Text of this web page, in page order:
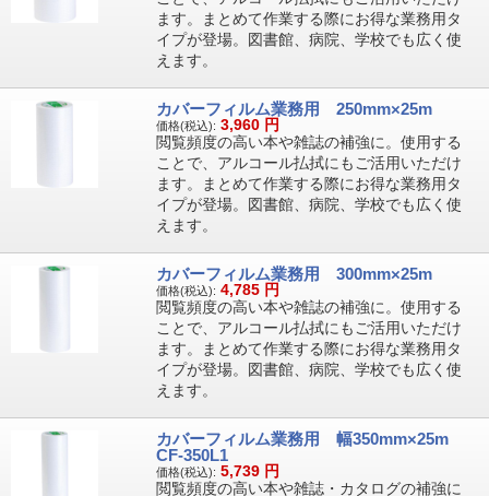
ます。まとめて作業する際にお得な業務用タ
イプが登場。図書館、病院、学校でも広く使
えます。
カバーフィルム業務用 250mm×25m
価格(税込): 3,960 円
閲覧頻度の高い本や雑誌の補強に。使用する
ことで、アルコール払拭にもご活用いただけ
ます。まとめて作業する際にお得な業務用タ
イプが登場。図書館、病院、学校でも広く使
えます。
カバーフィルム業務用 300mm×25m
価格(税込): 4,785 円
閲覧頻度の高い本や雑誌の補強に。使用する
ことで、アルコール払拭にもご活用いただけ
ます。まとめて作業する際にお得な業務用タ
イプが登場。図書館、病院、学校でも広く使
えます。
カバーフィルム業務用 幅350mm×25m
CF-350L1
価格(税込): 5,739 円
閲覧頻度の高い本や雑誌・カタログの補強に